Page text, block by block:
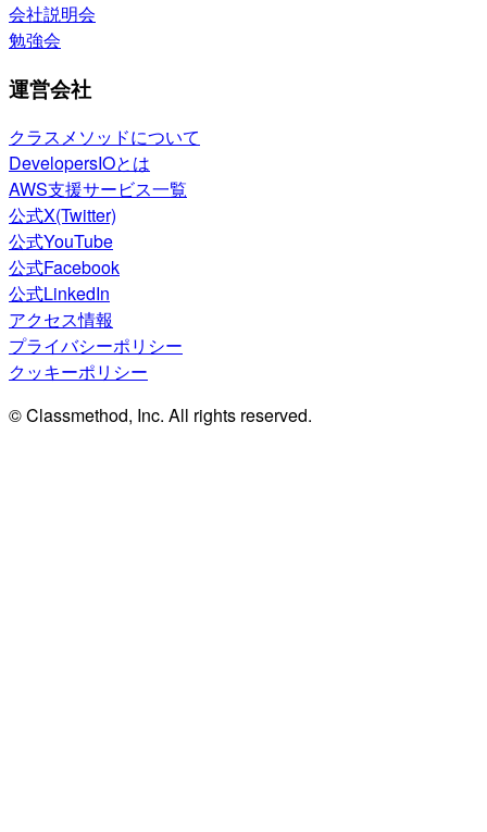
会社説明会
勉強会
運営会社
クラスメソッドについて
DevelopersIOとは
AWS支援サービス一覧
公式X(Twitter)
公式YouTube
公式Facebook
公式LinkedIn
アクセス情報
プライバシーポリシー
クッキーポリシー
© Classmethod, Inc. All rights reserved.